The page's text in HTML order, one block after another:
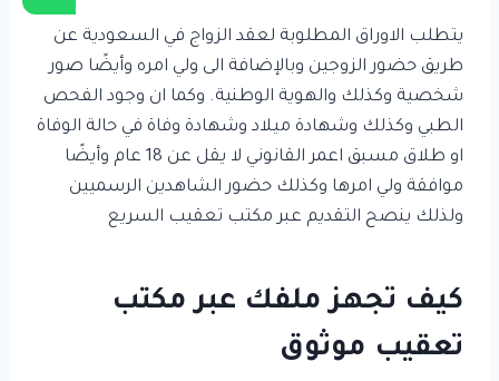
يتطلب الاوراق المطلوبة لعقد الزواج في السعودية عن
طريق حضور الزوجين وبالإضافة الى ولي امره وأيضًا صور
شخصية وكذلك والهوية الوطنية. وكما ان وجود الفحص
الطبي وكذلك وشهادة ميلاد وشهادة وفاة في حالة الوفاة
او طلاق مسبق اعمر القانوني لا يقل عن 18 عام وأيضًا
موافقة ولي امرها وكذلك حضور الشاهدين الرسميين
ولذلك ينصح التقديم عبر مكتب تعقيب السريع
كيف تجهز ملفك عبر مكتب
تعقيب موثوق